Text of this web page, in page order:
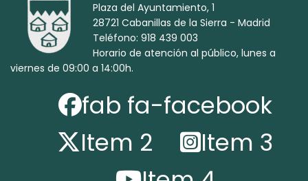
Plaza del Ayuntamiento, 1
28721 Cabanillas de la Sierra - Madrid
Teléfono: 918 439 003
Horario de atención al público, lunes a
viernes de 09:00 a 14:00h.
fab fa-facebook
Item 2
Item 3